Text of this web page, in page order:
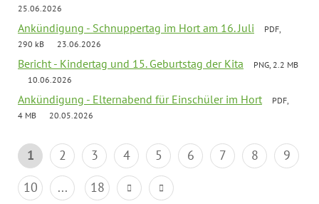
25.06.2026
Ankündigung - Schnuppertag im Hort am 16. Juli
PDF,
290 kB
23.06.2026
Bericht - Kindertag und 15. Geburtstag der Kita
PNG, 2.2 MB
10.06.2026
Ankündigung - Elternabend für Einschüler im Hort
PDF,
4 MB
20.05.2026
1 2 3 4 5 6 7 8
9
10
... 18